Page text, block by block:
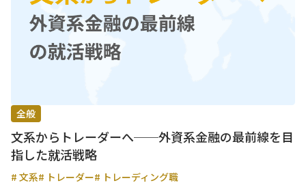
全般
文系からトレーダーへ──外資系金融の最前線を目
指した就活戦略
# 文系# トレーダー# トレーディング職